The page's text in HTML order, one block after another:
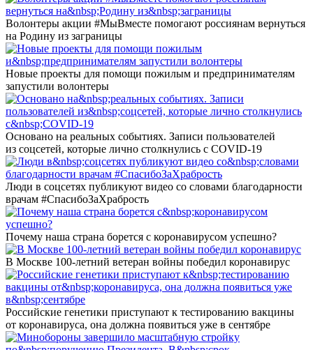
Волонтеры акции #МыВместе помогают россиянам вернуться
на Родину из заграницы
Новые проекты для помощи пожилым и предпринимателям
запустили волонтеры
Основано на реальных событиях. Записи пользователей
из соцсетей, которые лично столкнулись с COVID-19
Люди в соцсетях публикуют видео со словами благодарности
врачам #СпасибоЗаХрабрость
Почему наша страна борется с коронавирусом успешно?
В Москве 100-летний ветеран войны победил коронавирус
Российские генетики приступают к тестированию вакцины
от коронавируса, она должна появиться уже в сентябре